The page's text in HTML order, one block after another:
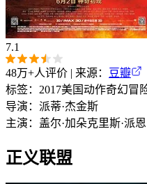
7.1
48万+人评价 | 来源：
豆瓣
标签： 2017美国动作奇幻冒
导演： 派蒂·杰金斯
主演： 盖尔·加朵克里斯·派恩
正义联盟